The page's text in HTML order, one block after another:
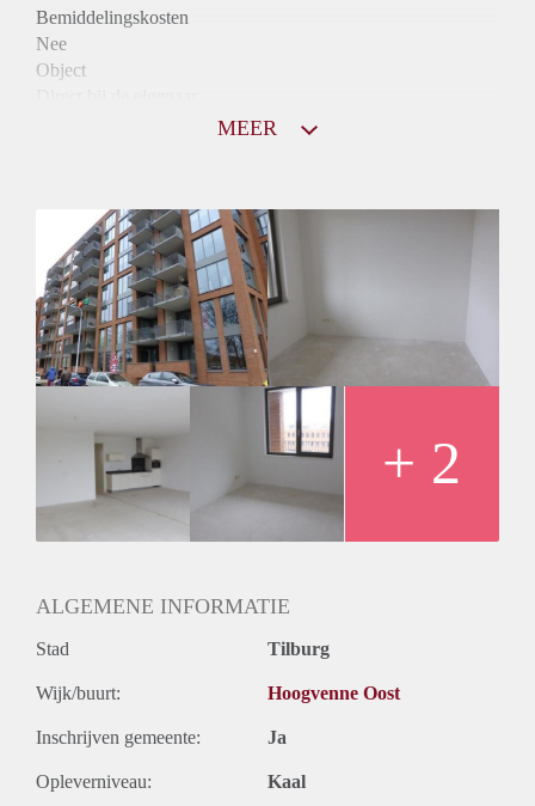
Bemiddelingskosten
Nee
Object
Huurtoeslag
Mogelijk
Inkomen eis
N.V.T.
Huurtermijn
Onbepaalde termijn
Oplevering
MEER
+ 2
ALGEMENE INFORMATIE
Stad Tilburg
Wijk/buurt: Hoogvenne Oost
Inschrijven gemeente: Ja
Opleverniveau: Kaal